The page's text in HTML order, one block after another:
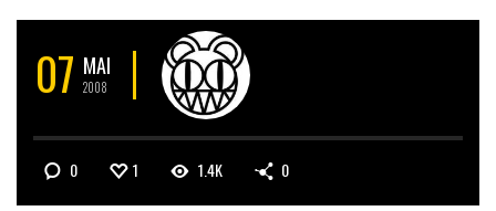
07 MAI
2008
0 1 1.4K 0